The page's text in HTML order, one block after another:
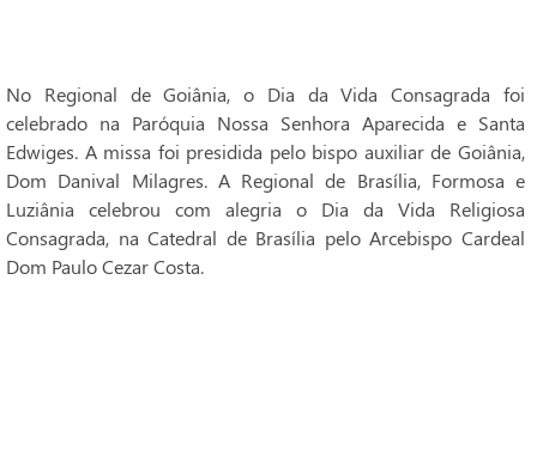
No Regional de Goiânia, o Dia da Vida Consagrada foi
celebrado na Paróquia Nossa Senhora Aparecida e Santa
Edwiges. A missa foi presidida pelo bispo auxiliar de Goiânia,
Dom Danival Milagres. A Regional de Brasília, Formosa e
Luziânia celebrou com alegria o Dia da Vida Religiosa
Consagrada, na Catedral de Brasília pelo Arcebispo Cardeal
Dom Paulo Cezar Costa.